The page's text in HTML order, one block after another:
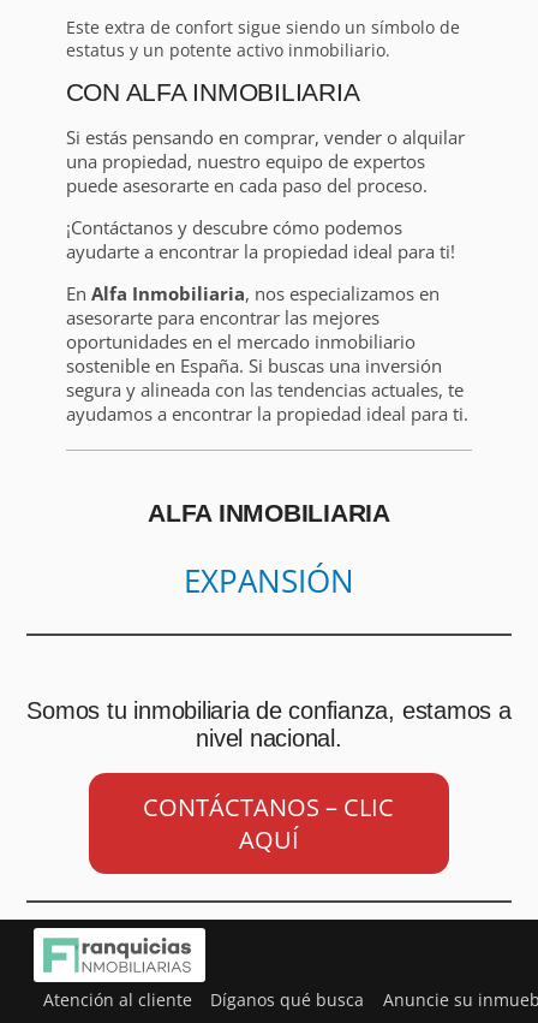
Este extra de confort sigue siendo un símbolo de
estatus y un potente activo inmobiliario.
CON ALFA INMOBILIARIA
Si estás pensando en comprar, vender o alquilar
una propiedad, nuestro equipo de expertos
puede asesorarte en cada paso del proceso.
¡Contáctanos y descubre cómo podemos
ayudarte a encontrar la propiedad ideal para ti!
En Alfa Inmobiliaria, nos especializamos en
asesorarte para encontrar las mejores
oportunidades en el mercado inmobiliario
sostenible en España. Si buscas una inversión
segura y alineada con las tendencias actuales, te
ayudamos a encontrar la propiedad ideal para ti.
ALFA INMOBILIARIA
EXPANSIÓN
Somos tu inmobiliaria de confianza, estamos a
nivel nacional.
CONTÁCTANOS – CLIC
AQUÍ
Atención al cliente Díganos qué busca Anuncie su